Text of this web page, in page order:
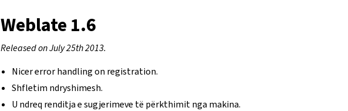
Weblate 1.6
Released on July 25th 2013.
Nicer error handling on registration.
Shfletim ndryshimesh.
U ndreq renditja e sugjerimeve të përkthimit nga makina.